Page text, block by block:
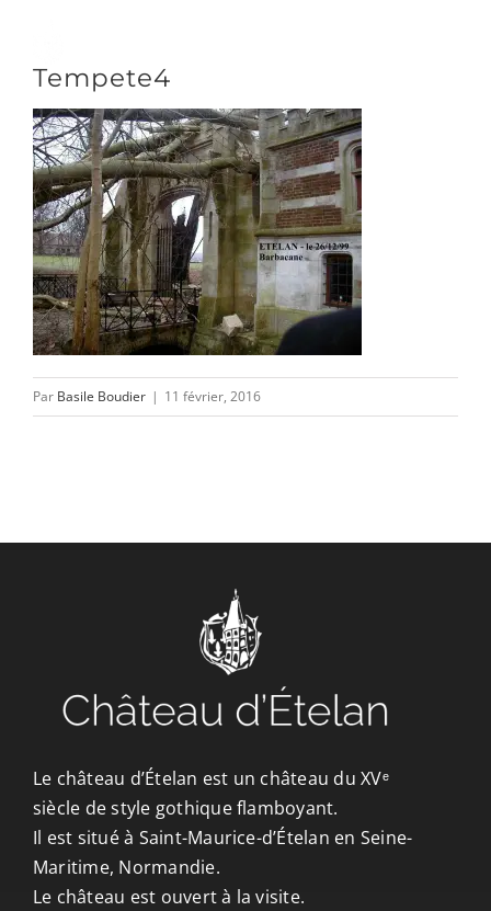
contenu
DÉCOUVRIR
VENIR
NOUS SUIVRE
L’ASSOCIATION
Tempete4
Par Basile Boudier | 11 février, 2016
Le château d’Ételan est un château du XVᵉ
siècle de style gothique flamboyant.
Il est situé à Saint-Maurice-d’Ételan en Seine-
Maritime, Normandie.
Le château est ouvert à la visite.